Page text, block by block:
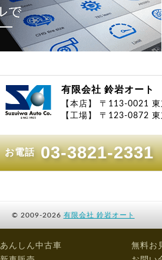
有限会社 鈴岩オート
【本店】 〒113-0021
【工場】 〒123-0872
お電話 03-3821-2331
© 2009-2026 有限会社 鈴岩オート
あんしん中古車
無料お